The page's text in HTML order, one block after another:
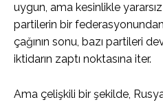
uygun, ama kesinlikle
partilerin bir
çağının sonu, bazı partileri
iktidarın zaptı noktasına iter.
Ama çelişkili bir şekilde,